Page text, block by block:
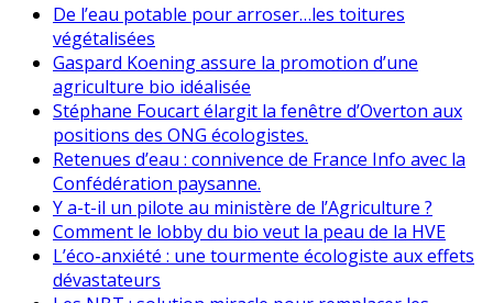
De l’eau potable pour arroser…les toitures
végétalisées
Gaspard Koening assure la promotion d’une
agriculture bio idéalisée
Stéphane Foucart élargit la fenêtre d’Overton aux
positions des ONG écologistes.
Retenues d’eau : connivence de France Info avec la
Confédération paysanne.
Y a-t-il un pilote au ministère de l’Agriculture ?
Comment le lobby du bio veut la peau de la HVE
L’éco-anxiété : une tourmente écologiste aux effets
dévastateurs